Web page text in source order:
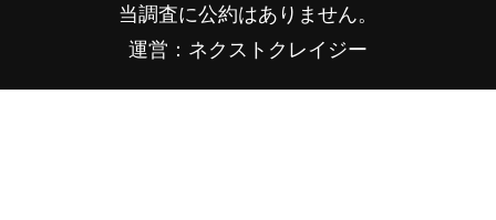
当調査に公約はありません。
運営：ネクストクレイジー